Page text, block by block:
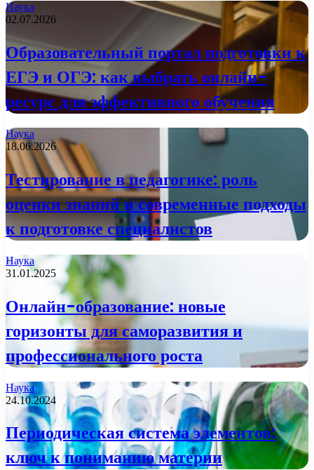
Наука
02.07.2026
Образовательный портал подготовки к
ЕГЭ и ОГЭ: как выбрать онлайн-
ресурс для эффективного обучения
Наука
18.06.2026
Тестирование в педагогике: роль
оценки знаний и современные подходы
к подготовке специалистов
Наука
31.01.2025
Онлайн-образование: новые
горизонты для саморазвития и
профессионального роста
Наука
24.10.2024
Периодическая система элементов:
ключ к пониманию материи